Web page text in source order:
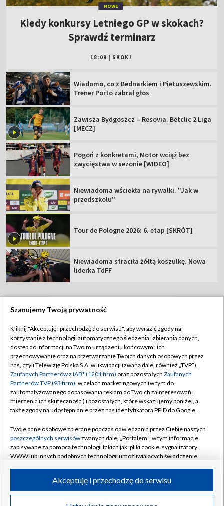
NOWE
Kiedy konkursy Letniego GP w skokach?
Sprawdź terminarz
18:09 SKOKI
Wiadomo, co z Bednarkiem i Pietuszewskim.
Trener Porto zabrał głos
Zawisza Bydgoszcz – Resovia. Betclic 2 Liga
[MECZ]
Pogoń z konkretami, Motor wciąż bez
zwycięstwa w sezonie [WIDEO]
Niewiadoma wściekła na rywalki. "Jak w
przedszkolu"
Tour de Pologne 2026: 6. etap [SKRÓT]
Niewiadoma straciła żółtą koszulkę. Nowa
liderka TdFF
Abonament TVP
Sklep TVP
Biuro Reklamy
Oferta Handlowa
Telegazeta ogłoszenia
Rada Programowa
Ogłoszenia przetargowe
Akademia Telewizyjna
Informacje o nadawcy
Regulamin TVP
Polityka prywatności
Moje zgody
Biuro reklamy
Kontakt
Kanały
©2026 Telewizja Polska Spółka Akcyjna w likwidacji
Szanujemy Twoją prywatność
Kliknij "Akceptuję i przechodzę do serwisu", aby wyrazić zgody na
korzystanie z technologii automatycznego śledzenia i zbierania danych,
dostęp do informacji na Twoim urządzeniu końcowym i ich
przechowywanie oraz na przetwarzanie Twoich danych osobowych przez
nas, czyli Telewizję Polską S.A. w likwidacji (zwaną dalej również „TVP”),
Zaufanych Partnerów z IAB* (1201 firm) oraz pozostałych Zaufanych
Partnerów TVP (93 firm), w celach marketingowych (w tym do
zautomatyzowanego dopasowania reklam do Twoich zainteresowań i
mierzenia ich skuteczności) i pozostałych, które wskazujemy poniżej, a
także zgody na udostępnianie przez nas identyfikatora PPID do Google.
Twoje dane osobowe zbierane podczas odwiedzania przez Ciebie naszych
poszczególnych serwisówzwanych dalej „Portalem”, w tym informacje
zapisywane za pomocą technologii takich jak: pliki cookie, sygnalizatory
WWW lub innych podobnych technologii umożliwiających świadczenie
ruchu w Internecie.
Twoje dane osobowe zbierane podczas odwiedzania przez Ciebie
Akceptuję i przechodzę do serwisu